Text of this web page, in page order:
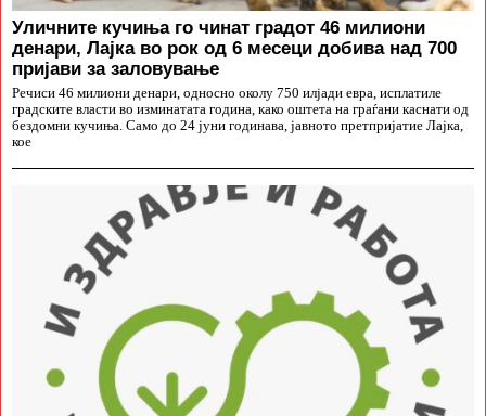
Уличните кучиња го чинат градот 46 милиони
денари, Лајка во рок од 6 месеци добива над 700
пријави за заловување
Речиси 46 милиони денари, односно околу 750 илјади евра, исплатиле
градските власти во изминатата година, како оштета на граѓани каснати од
бездомни кучиња. Само до 24 јуни годинава, јавното претпријатие Лајка,
кое